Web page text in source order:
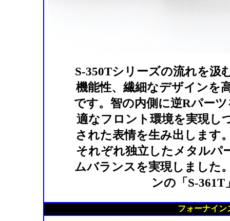
S-350Tシリーズの流れを汲
機能性、繊細なデザインを
です。智の内側に逆Rパー
適なフロント環境を実現し
された表情を生み出します
それぞれ独立したメタルパ
ムバランスを実現しました
ンの「S-
フォーナイ